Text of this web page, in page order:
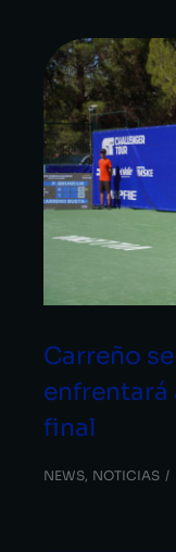
Carreño
enfrentará
final
NEWS, NOTICIAS